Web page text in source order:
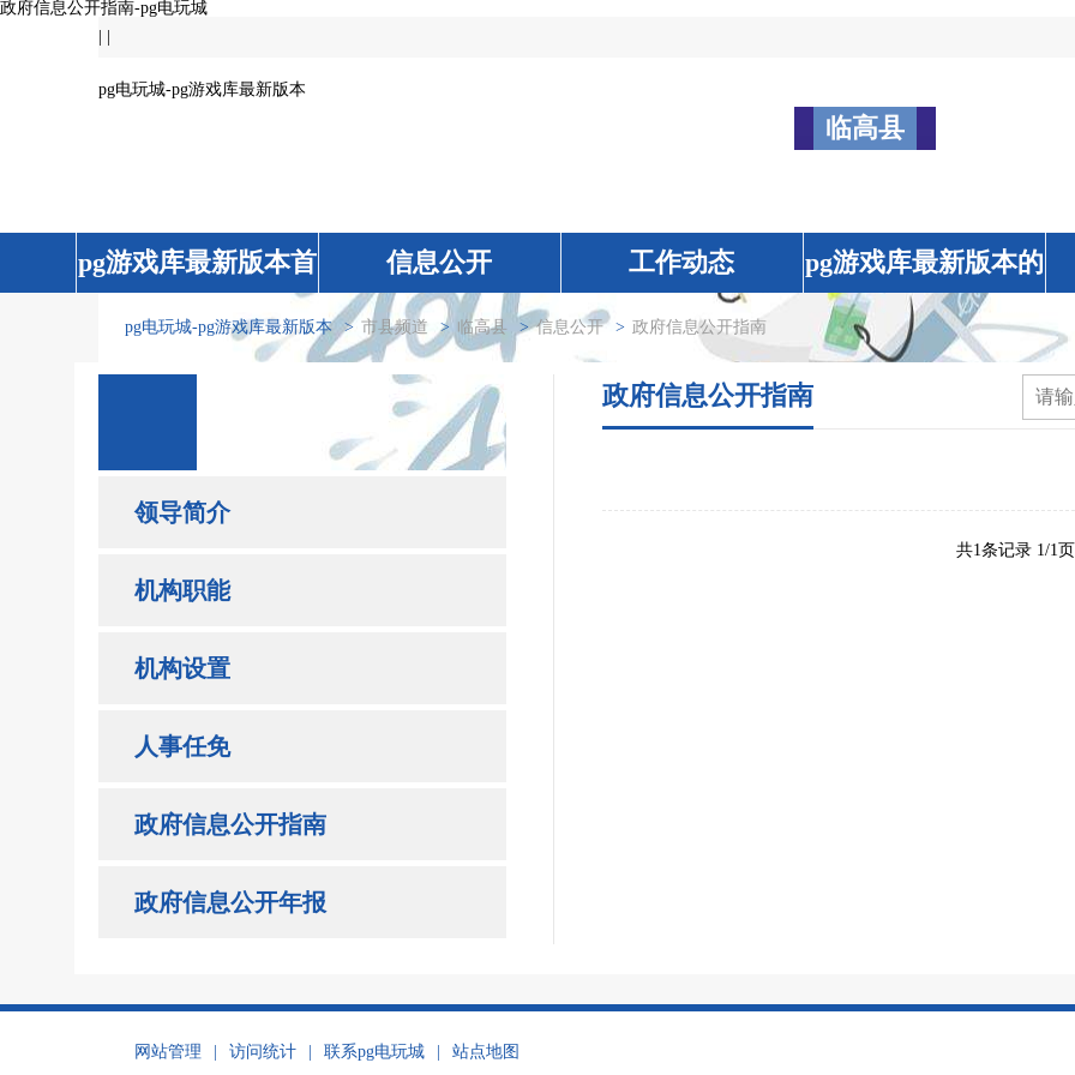
政府信息公开指南-pg电玩城
pg电玩城-pg游戏库最新版本
临高县
pg游戏库最新版本首
页
信息公开 工作动态
pg游戏库最新版本的
公告
pg电玩城-pg游戏库最新版本 > 市县频道 > 临高县 > 信息公开 > 政府信息公开指南
领导简介
机构职能
机构设置
人事任免
政府信息公开指南
政府信息公开年报
政府信息公开指南
共1条记录 1/1页
网站管理 访问统计 联系pg电玩城 站点地图